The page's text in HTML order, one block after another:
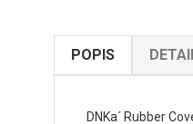
POPIS
DNKa´ Rubber